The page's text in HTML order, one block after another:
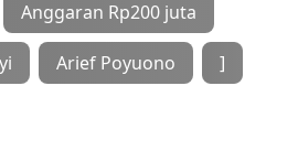
Anggaran Rp200 juta
Arief Poyuono ]